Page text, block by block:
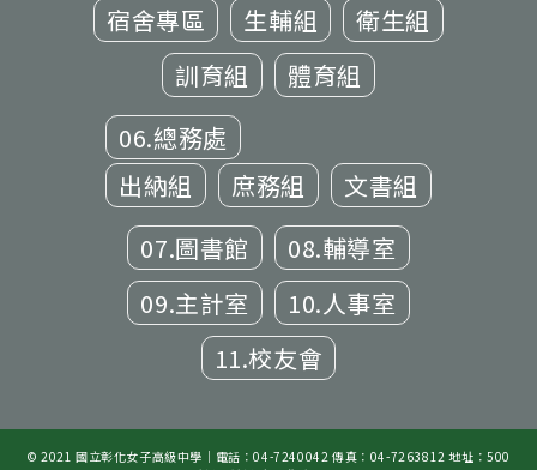
宿舍專區
生輔組
衛生組
訓育組
體育組
06.總務處
出納組
庶務組
文書組
07.圖書館
08.輔導室
09.主計室
10.人事室
11.校友會
© 2021 國立彰化女子高級中學｜電話：04-7240042 傳真：04-7263812 地址：500